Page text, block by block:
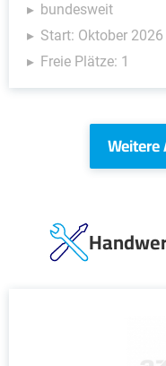
bundesweit
Start: Oktober 2026
Freie Plätze: 1